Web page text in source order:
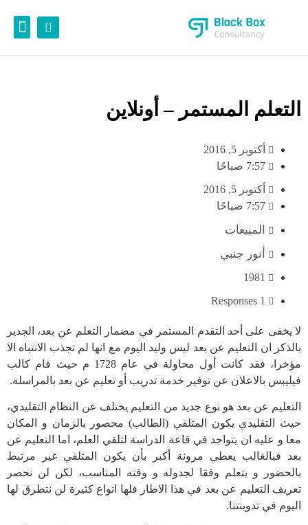
التعلم المستمر – أونلاين
أكتوبر 5, 2016
7:57 صباحًا
أكتوبر 5, 2016
7:57 صباحًا
المبيعات
أنور جنبي
1981
1 Responses
لا يخفى على أحد التقدم المستمر في مضمار التعلم عن بعد، الجدير
بالذكر ان التعليم عن بعد ليس وليد اليوم مع انها لم تجذب الانتباه الا
مؤخرا، فقد كانت أول محاولة في عام 1728 م حيث قام كالب
فيليبس بالاعلان عن توفير خدمة تدريب أو تعليم عن بعد بالمراسلة.
التعليم عن بعد هو نوع جديد من التعليم يختلف عن النظام التقليدي،
حيث التقليدي يكون المتلقي (الطالب) محصور بالزمان و المكان
معا و عليه ان يتواجد في قاعة الدراسة لتلقي العلم، اما التعليم عن
بعد فبالغالب يعطي مرونة أكبر بأن يكون المتلقي غير مرتبط
بالحضور و يتعلم وفقا لجدوله و وقته المناسب، لكن لن نحصر
تعريف التعليم عن بعد في هذا الاطار فلها انواع كثيرة لن نتطرق لها
اليوم في تدوينتنا.